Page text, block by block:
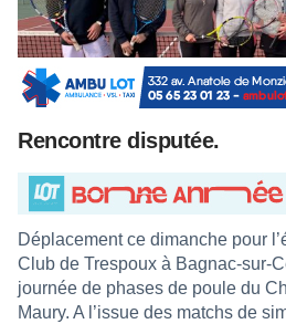
Rencontre disputée.
Déplacement ce dimanche pour
Club de Trespoux à Bagnac-sur-
journée de phases de poule du
Maury. A l’issue des matchs de